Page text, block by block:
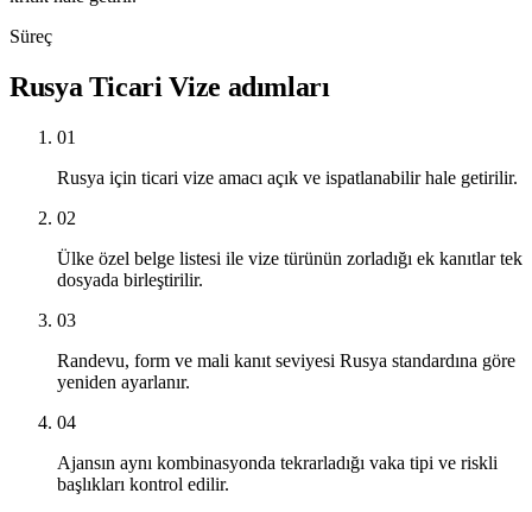
Süreç
Rusya Ticari Vize adımları
01
Rusya için ticari vize amacı açık ve ispatlanabilir hale getirilir.
02
Ülke özel belge listesi ile vize türünün zorladığı ek kanıtlar tek
dosyada birleştirilir.
03
Randevu, form ve mali kanıt seviyesi Rusya standardına göre
yeniden ayarlanır.
04
Ajansın aynı kombinasyonda tekrarladığı vaka tipi ve riskli
başlıkları kontrol edilir.